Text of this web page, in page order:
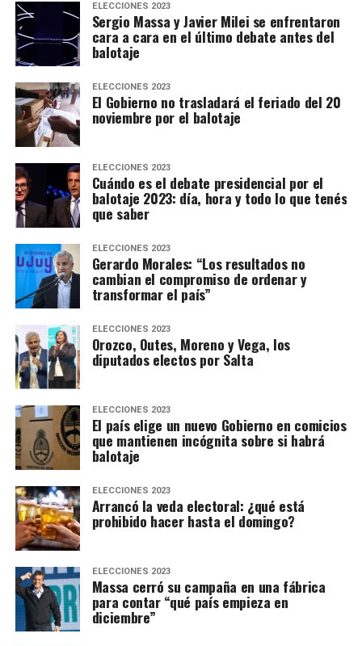
ELECCIONES 2023
Sergio Massa y Javier Milei se enfrentaron
cara a cara en el último debate antes del
balotaje
ELECCIONES 2023
El Gobierno no trasladará el feriado del 20
noviembre por el balotaje
ELECCIONES 2023
Cuándo es el debate presidencial por el
balotaje 2023: día, hora y todo lo que tenés
que saber
ELECCIONES 2023
Gerardo Morales: “Los resultados no
cambian el compromiso de ordenar y
transformar el país”
ELECCIONES 2023
Orozco, Outes, Moreno y Vega, los
diputados electos por Salta
ELECCIONES 2023
El país elige un nuevo Gobierno en comicios
que mantienen incógnita sobre si habrá
balotaje
ELECCIONES 2023
Arrancó la veda electoral: ¿qué está
prohibido hacer hasta el domingo?
ELECCIONES 2023
Massa cerró su campaña en una fábrica
para contar “qué país empieza en
diciembre”